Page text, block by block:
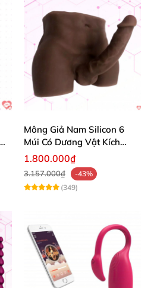
Mông Giả Nam Silicon 6
Múi Có Dương Vật Kích
Thước Lớn Hấp Dẫn
1.800.000₫
3.157.000₫
-43%
(349)